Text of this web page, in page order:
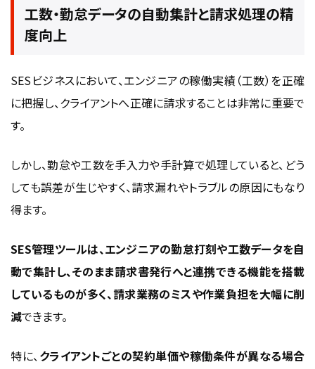
工数・勤怠データの自動集計と請求処理の精
度向上
SESビジネスにおいて、エンジニアの稼働実績（工数）を正確
に把握し、クライアントへ正確に請求することは非常に重要で
す。
しかし、勤怠や工数を手入力や手計算で処理していると、どう
しても誤差が生じやすく、請求漏れやトラブルの原因にもなり
得ます。
SES管理ツールは、エンジニアの勤怠打刻や工数データを自
動で集計し、そのまま請求書発行へと連携できる機能を搭載
しているものが多く、請求業務のミスや作業負担を大幅に削
減できます。
特に、クライアントごとの契約単価や稼働条件が異なる場合